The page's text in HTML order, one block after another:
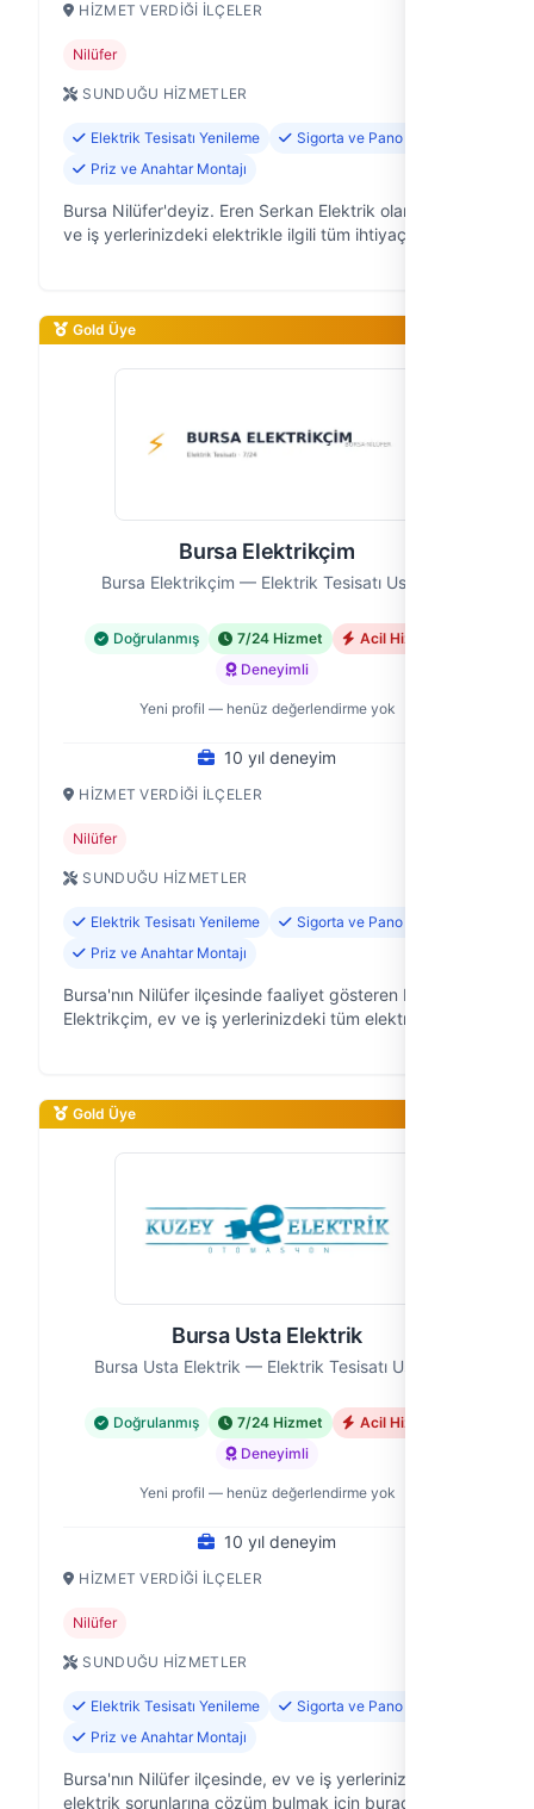
HIZMET VERDIĞI İLÇELER
Nilüfer
SUNDUĞU HIZMETLER
Elektrik Tesisatı Yenileme
Sigorta ve Pano Tamiri
Priz ve Anahtar Montajı
Bursa Nilüfer'deyiz. Eren Serkan Elektrik olarak, ev
ve iş yerlerinizdeki elektrikle ilgili tüm ihtiyaçlarınıza
Gold Üye
Bursa Elektrikçim
Bursa Elektrikçim — Elektrik Tesisatı Ustası
Doğrulanmış 7/24 Hizmet
Acil Hizmet
Deneyimli
Yeni profil — henüz değerlendirme yok
10 yıl deneyim
HIZMET VERDIĞI İLÇELER
Nilüfer
SUNDUĞU HIZMETLER
Elektrik Tesisatı Yenileme
Sigorta ve Pano Tamiri
Priz ve Anahtar Montajı
Bursa'nın Nilüfer ilçesinde faaliyet gösteren Bursa
Elektrikçim, ev ve iş yerlerinizdeki tüm elektrik
Gold Üye
Bursa Usta Elektrik
Bursa Usta Elektrik — Elektrik Tesisatı Ustası
Doğrulanmış 7/24 Hizmet
Acil Hizmet
Deneyimli
Yeni profil — henüz değerlendirme yok
10 yıl deneyim
HIZMET VERDIĞI İLÇELER
Nilüfer
SUNDUĞU HIZMETLER
Elektrik Tesisatı Yenileme
Sigorta ve Pano Tamiri
Priz ve Anahtar Montajı
Bursa'nın Nilüfer ilçesinde, ev ve iş yerlerinizdeki
elektrik sorunlarına çözüm bulmak için buradayız.